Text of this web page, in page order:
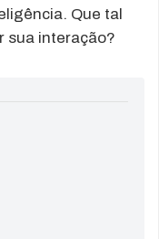
Que tal
sua interação?